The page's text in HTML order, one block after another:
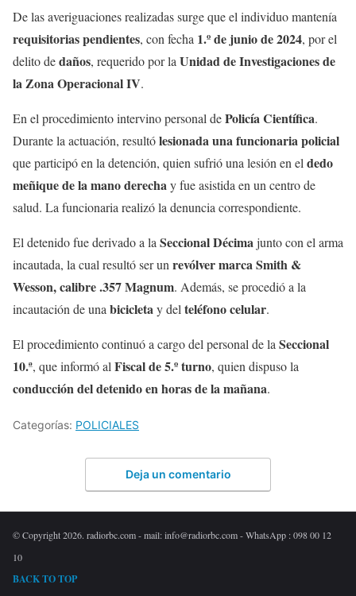
De las averiguaciones realizadas surge que el individuo mantenía
requisitorias pendientes, con fecha 1.º de junio de 2024, por el
delito dedaños, requerido por la Unidad de Investigaciones de
la Zona Operacional IV.
En el procedimiento intervino personal dePolicía Científica.
Durante la actuación, resultólesionada una funcionaria policial
que participó en la detención, quien sufrió una lesión en el dedo
meñique de la mano derecha y fue asistida en un centro de
salud. La funcionaria realizó la denuncia correspondiente.
El detenido fue derivado a la Seccional Décima junto con el arma
incautada, la cual resultó ser un revólver marca Smith &
Wesson, calibre .357 Magnum. Además, se procedió a la
incautación de una bicicleta y del teléfono celular.
El procedimiento continuó a cargo del personal de la Seccional
10.ª, que informó al Fiscal de 5.º turno, quien dispuso la
conducción del detenido en horas de la mañana.
Categorías: POLICIALES
Deja un comentario
© Copyright 2026. radiorbc.com - mail: info@radiorbc.com - WhatsApp : 098 00 12
10
BACK TO TOP